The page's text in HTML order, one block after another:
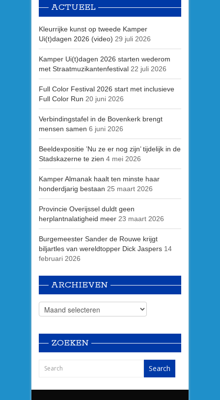
ACTUEEL
Kleurrijke kunst op tweede Kamper
Ui(t)dagen 2026 (video) 29 juli 2026
Kamper Ui(t)dagen 2026 starten wederom
met Straatmuzikantenfestival 22 juli 2026
Full Color Festival 2026 start met inclusieve
Full Color Run 20 juni 2026
Verbindingstafel in de Bovenkerk brengt
mensen samen 6 juni 2026
Beeldexpositie ’Nu ze er nog zijn’ tijdelijk in de
Stadskazerne te zien 4 mei 2026
Kamper Almanak haalt ten minste haar
honderdjarig bestaan 25 maart 2026
Provincie Overijssel duldt geen
herplantnalatigheid meer 23 maart 2026
Burgemeester Sander de Rouwe krijgt
biljartles van wereldtopper Dick Jaspers 14
februari 2026
ARCHIEVEN
ZOEKEN